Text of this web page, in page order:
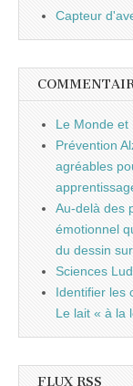
Capteur
Le Monde et
Prévention
agréables
Au-delà des
émotionnel
du dessin
Sciences
Identifier les
Le lait « à la
FLUX RSS